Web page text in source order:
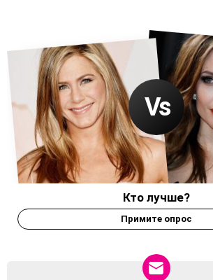
Кто лучше?
Примите опрос